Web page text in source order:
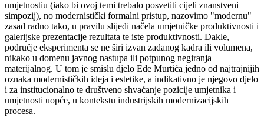
umjetnostiu (iako bi ovoj temi trebalo posvetiti cijeli znanstveni
simpozij), no modernistički formalni pristup, nazovimo "modernu"
zasad radno tako, u pravilu slijedi načela umjetničke produktivnosti i
galerijske prezentacije rezultata te iste produktivnosti. Dakle,
područje eksperimenta se ne širi izvan zadanog kadra ili volumena,
nikako u domenu javnog nastupa ili potpunog negiranja
materijalnog. U tom je smislu djelo Ede Murtića jedno od najtrajnijih
oznaka modernističkih ideja i estetike, a indikativno je njegovo djelo
i za institucionalno te društveno shvaćanje pozicije umjetnika i
umjetnosti uopće, u kontekstu industrijskih modernizacijskih
procesa.